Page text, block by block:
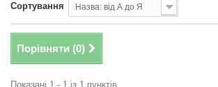
Сортування Назва: від А до Я
Порівняти (0)
Показані 1 - 1 із 1 пунктів